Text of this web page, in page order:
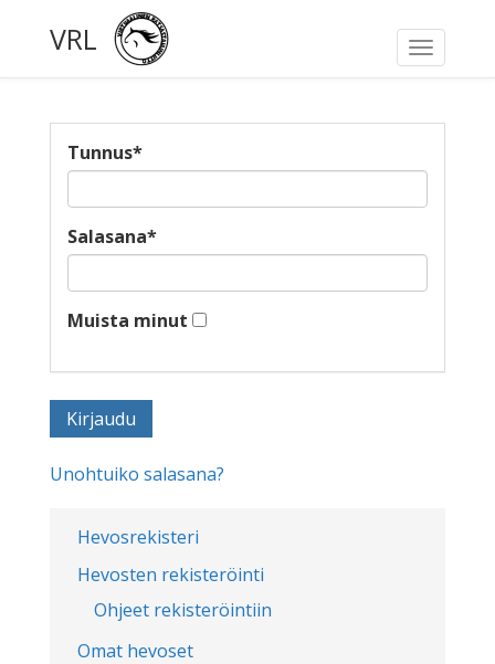
Toggle
VRL
Hevosrekisteri
Hevosten rekisteröinti
Ohjeet rekisteröintiin
Omat hevoset
Tunnus*
Salasana*
Muista minut
Unohtuiko salasana?